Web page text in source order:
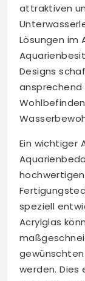
attraktiven
Lösungen im
Designs
ansprechend
Ein wichtiger
speziell
Acrylglas
werden. Dies